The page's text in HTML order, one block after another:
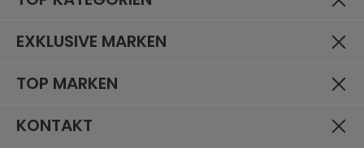
Materialzusammensetzung:
Außenmaterial: 100% Nylon / Futter: 74% Polyester, 20%
Polyester
EXKLUSIVE MARKEN
TOP MARKEN
KONTAKT